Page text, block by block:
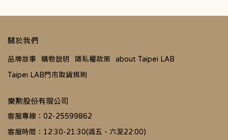
關於我們
品牌故事 購物說明 隱私權政策
about Taipei LAB
Taipei LAB門市取貨規則
樂勲股份有限公司
客服專線：02-25599862
客服時間：12:30-21:30(週五、六至22:00)